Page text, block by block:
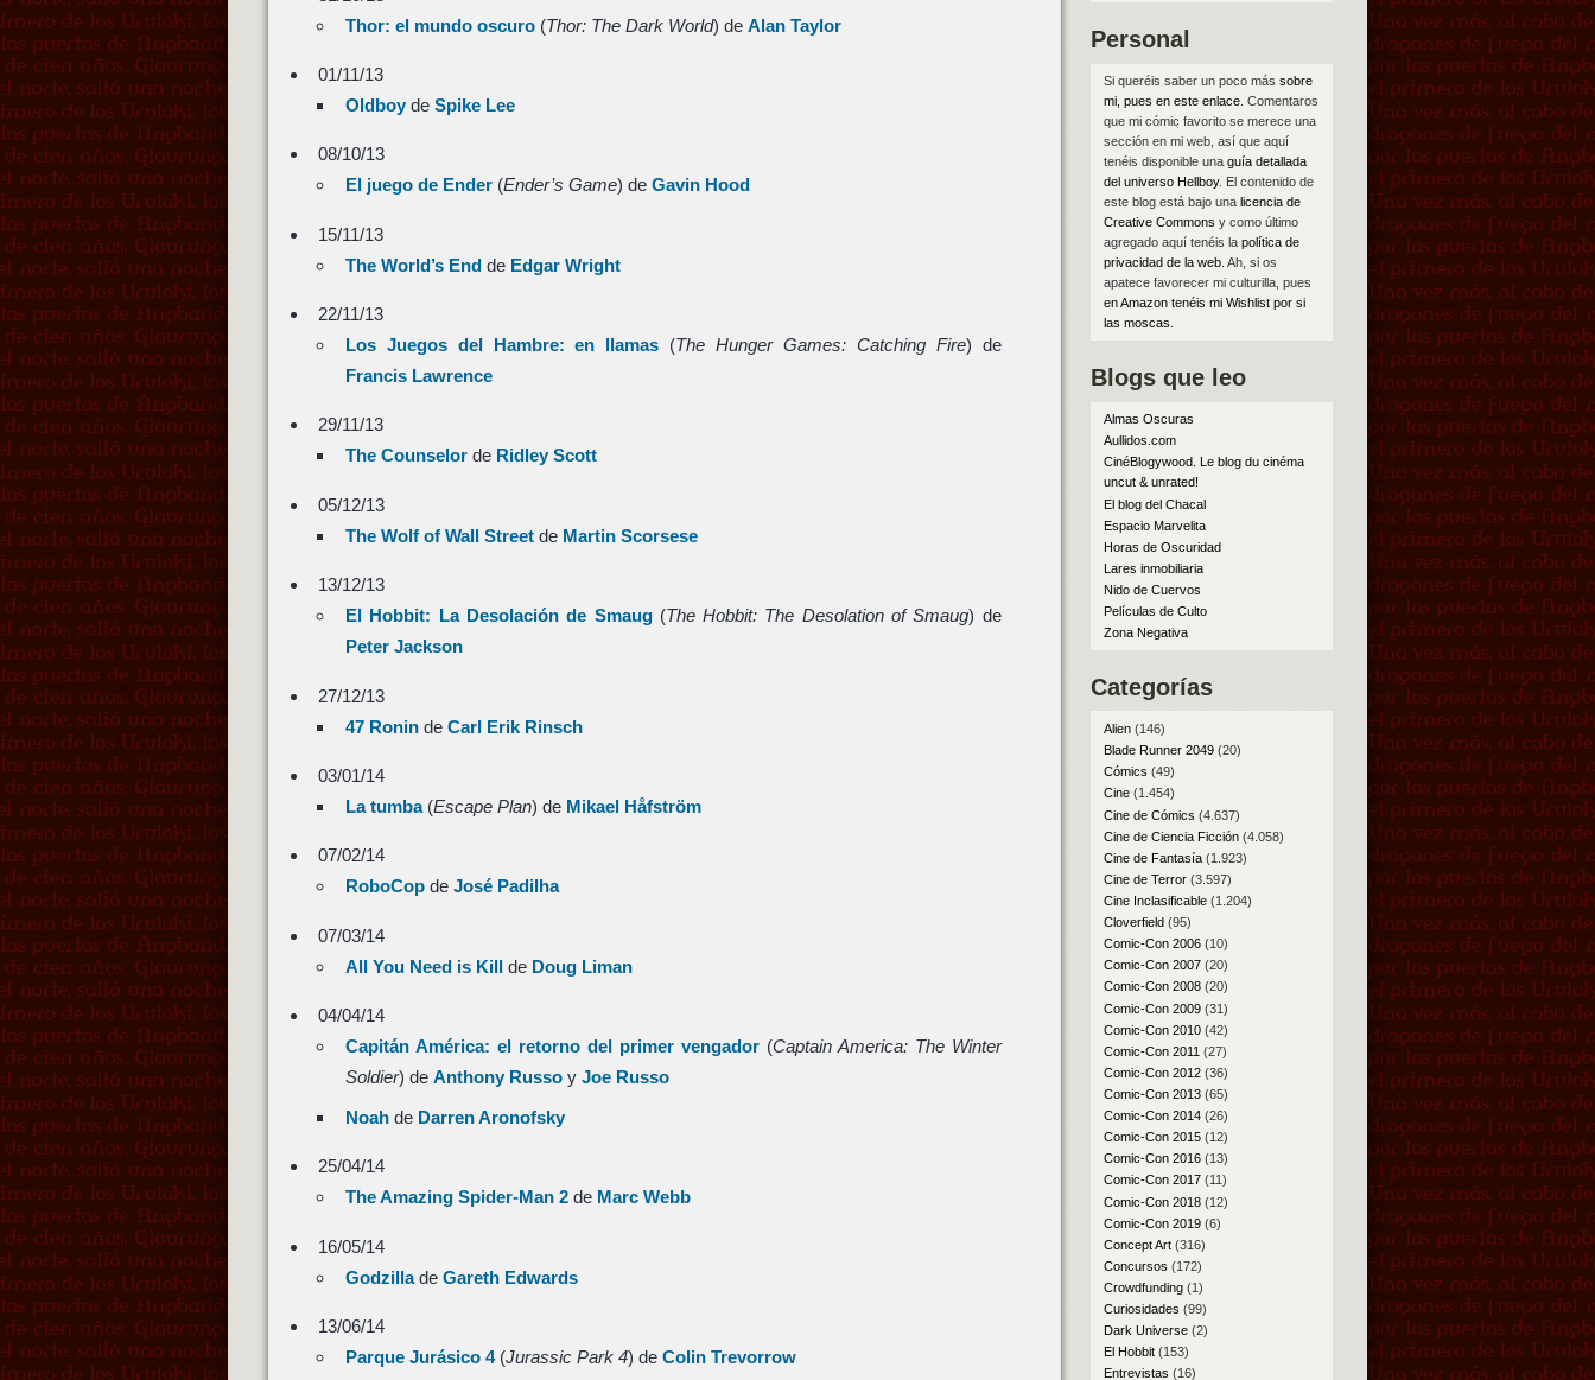
Thor: el mundo oscuro(Thor: The Dark World) de Alan Taylor
01/11/13
Oldboyde Spike Lee
08/10/13
El juego de Ender(Ender’s Game) de Gavin Hood
15/11/13
The World’s Endde Edgar Wright
22/11/13
Los Juegos del Hambre: en llamas (The Hunger Games: Catching Fire) de
Francis Lawrence
29/11/13
The Counselorde Ridley Scott
05/12/13
The Wolf of Wall Streetde Martin Scorsese
13/12/13
El Hobbit: La Desolación de Smaug(The Hobbit: The Desolation of Smaug) de
Peter Jackson
27/12/13
47 Roninde Carl Erik Rinsch
03/01/14
La tumba(Escape Plan) de Mikael Håfström
07/02/14
RoboCopde José Padilha
07/03/14
All You Need is Killde Doug Liman
04/04/14
Capitán América: el retorno del primer vengador(Captain America: The Winter
Soldier) de Anthony Russoy Joe Russo
Noahde Darren Aronofsky
25/04/14
The Amazing Spider-Man 2de Marc Webb
16/05/14
Godzillade Gareth Edwards
13/06/14
Parque Jurásico 4(Jurassic Park 4) de Colin Trevorrow
Personal
Si queréis saber un poco más sobre
mi, pues en este enlace. Comentaros
que mi cómic favorito se merece una
sección en mi web, así que aquí
tenéis disponible una guía detallada
del universo Hellboy. El contenido de
este blog está bajo una licencia de
Creative Commons y como último
agregado aquí tenéis la política de
privacidad de la web. Ah, si os
apatece favorecer mi culturilla, pues
en Amazon tenéis mi Wishlist por si
las moscas
Blogs que leo
Almas Oscuras
Aullidos.com
CinéBlogywood. Le blog du cinéma
uncut & unrated!
El blog del Chacal
Espacio Marvelita
Horas de Oscuridad
Lares inmobiliaria
Nido de Cuervos
Películas de Culto
Zona Negativa
Categorías
Alien(146)
Blade Runner 2049(20)
Cómics (49)
Cine(1.454)
Cine de Cómics (4.637)
Cine de Ciencia Ficción(4.058)
Cine de Fantasía(1.923)
Cine de Terror(3.597)
Cine Inclasificable(1.204)
Cloverfield(95)
Comic-Con 2006(10)
Comic-Con 2007(20)
Comic-Con 2008(20)
Comic-Con 2009(31)
Comic-Con 2010(42)
Comic-Con 2011 (27)
Comic-Con 2012(36)
Comic-Con 2013(65)
Comic-Con 2014(26)
Comic-Con 2015(12)
Comic-Con 2016(13)
Comic-Con 2017(11)
Comic-Con 2018(12)
Comic-Con 2019(6)
Concept Art(316)
Concursos (172)
Crowdfunding(1)
Curiosidades (99)
Dark Universe(2)
El Hobbit(153)
Entrevistas (16)